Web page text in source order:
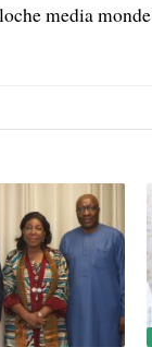
media monde